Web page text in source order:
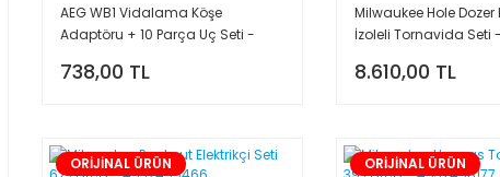
AEG WB1 Vidalama Köşe
Adaptöru + 10 Parça Uç Seti -
738,00 TL
Milwaukee Hole Dozer
İzoleli Tornavida Seti
8.610,00 TL
ORİJİNAL ÜRÜN ORİJİNAL ÜRÜN